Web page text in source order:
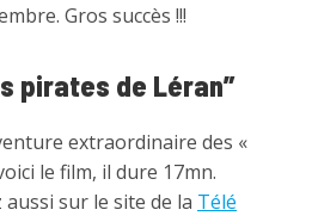
Gros succès !!!
pirates de Léran”
extraordinaire des «
le film, il dure 17mn.
sur le site de la Télé